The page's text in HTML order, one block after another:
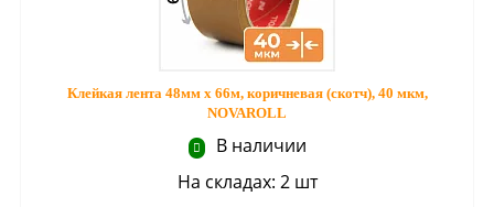
Клейкая лента 48мм х 66м, коричневая (скотч), 40 мкм,
NOVAROLL
В наличии
На складах: 2 шт